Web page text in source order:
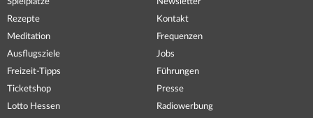
Rezepte
Meditation
Ausflugsziele
Freizeit-Tipps
Ticketshop
Lotto Hessen
Kontakt
Frequenzen
Jobs
Führungen
Presse
Radiowerbung